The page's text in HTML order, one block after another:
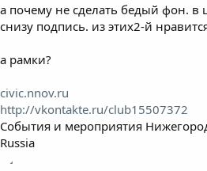
а почему не сделать бедый фон. в
снизу подпись. из этих2-й
а рамки?
civic.nnov.ru
http://vkontakte.ru/club15507372
События и мероприятия
Russia